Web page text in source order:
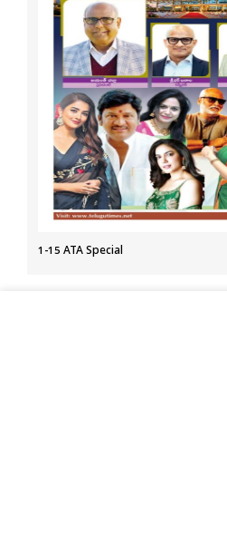
1-15 ATA Special
making it a leading Telugu